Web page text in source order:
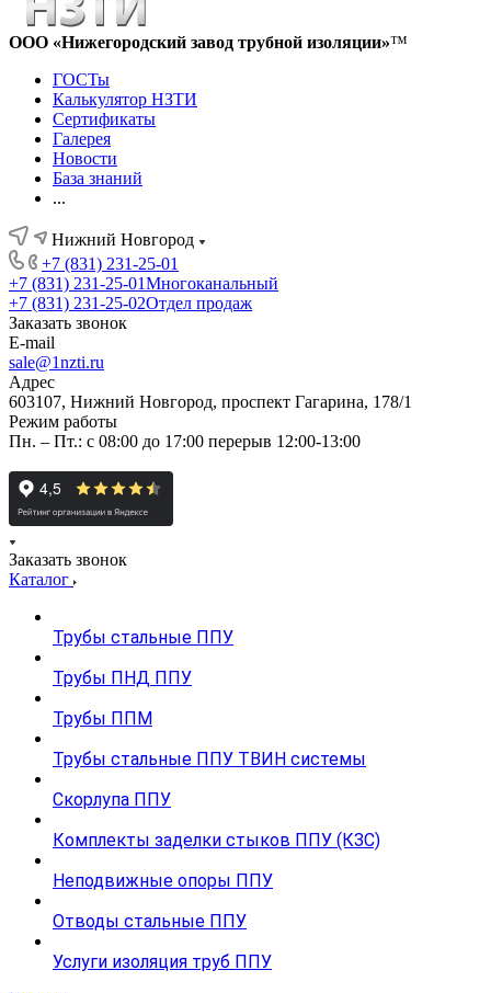
ООО «Нижегородский завод трубной изоляции»™
ГОСТы
Калькулятор НЗТИ
Сертификаты
Галерея
Новости
База знаний
...
Нижний Новгород
+7 (831) 231-25-01
+7 (831) 231-25-01Многоканальный
+7 (831) 231-25-02Отдел продаж
Заказать звонок
E-mail
sale@1nzti.ru
Адрес
603107, Нижний Новгород, проспект Гагарина, 178/1
Режим работы
Пн. – Пт.: с 08:00 до 17:00 перерыв 12:00-13:00
Заказать звонок
Каталог
Трубы стальные ППУ
Трубы ПНД ППУ
Трубы ППМ
Трубы стальные ППУ ТВИН системы
Скорлупа ППУ
Комплекты заделки стыков ППУ (КЗС)
Неподвижные опоры ППУ
Отводы стальные ППУ
Услуги изоляция труб ППУ